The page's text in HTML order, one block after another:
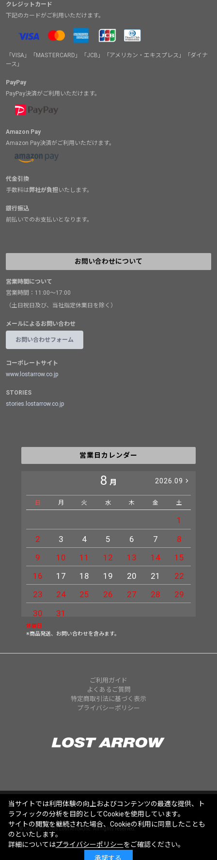
クレジットカード
下記のカードがご利用いただけます。
「VISA」「MASTERCARD」「JCB」「アメリカン・エキスプレス」「ダイナ
ース」
PayPay
PayPay決済がご利用いただけます。
Amazon Pay
Amazon Pay決済がご利用いただけます。
代金引換
手数料は弊社が負担 いたします。
銀行振込
前払いでのお支払いとなります。
お問い合わせについて
営業時間について
営業時間：11:00～17:00
（土日祝日及び、当社指定休業日を除く）
メールによるお問い合わせ
お問い合わせフォーム
コーポレートサイト
www.lostarrow.co.jp
STORIES
stories.lostarrow.co.jp
営業日カレンダー
8 月 2026.09
日 月 火 水 木 金 土
1
2
3 4 5 6 7
8
9
10 11 12 13 14
15
16
17 18 19 20 21
22
23
24 25 26 27 28
29
30
31
休業日
※商品発送、お問い合わせを含みます。
ご利用ガイド
よくあるご質問
特定商取引法に基づく表示
プライバシーポリシー
© Copyright 2025 Lost Arrow,Inc. All rights reserved.
当サイトでは利用体験の向上およびコンテンツの最適な提供、ト
ラフィックの分析を目的としてCookieを使用しています。
サイトの閲覧を継続された場合、Cookieの利用に同意したことも
のといたします。
詳細についてはプライバシーポリシーをご確認ください。
承諾する